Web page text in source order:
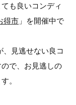
も良いコンディ
得市 」を開催中で
見逃せない良コ
で、お見逃しの
。